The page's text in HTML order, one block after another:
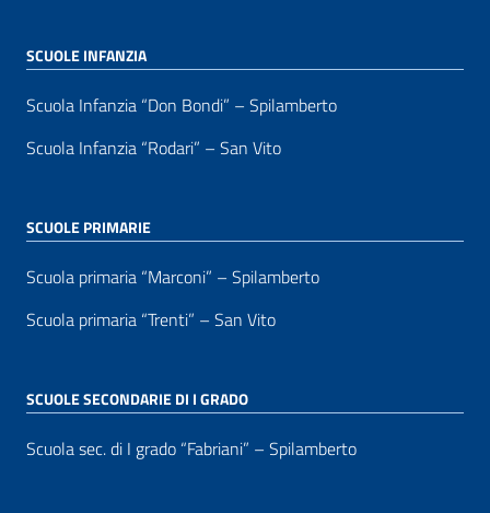
SCUOLE INFANZIA
Scuola Infanzia “Don Bondi” – Spilamberto
Scuola Infanzia “Rodari” – San Vito
SCUOLE PRIMARIE
Scuola primaria “Marconi” – Spilamberto
Scuola primaria “Trenti” – San Vito
SCUOLE SECONDARIE DI I GRADO
Scuola sec. di I grado “Fabriani” – Spilamberto